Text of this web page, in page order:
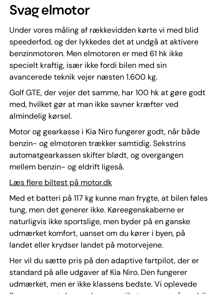
Svag elmotor
Under vores måling af rækkevidden kørte vi med blid
speederfod, og der lykkedes det at undgå at aktivere
benzinmotoren. Men elmotoren er med 61 hk ikke
specielt kraftig, især ikke fordi bilen med sin
avancerede teknik vejer næsten 1.600 kg.
Golf GTE, der vejer det samme, har 100 hk at gøre godt
med, hvilket gør at man ikke savner kræfter ved
almindelig kørsel.
Motor og gearkasse i Kia Niro fungerer godt, når både
benzin- og elmotoren trækker samtidig. Sekstrins
automatgearkassen skifter blødt, og overgangen
mellem benzin- og eldrift ligeså.
Læs flere biltest på motor.dk
Med et batteri på 117 kg kunne man frygte, at bilen føles
tung, men det generer ikke. Køreegenskaberne er
naturligvis ikke sportslige, men byder på en ganske
udmærket komfort, uanset om du kører i byen, på
landet eller krydser landet på motorvejene.
Her vil du sætte pris på den adaptive fartpilot, der er
standard på alle udgaver af Kia Niro. Den fungerer
udmærket, men er ikke klassens bedste. Vi oplevede